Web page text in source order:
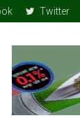
Twitter